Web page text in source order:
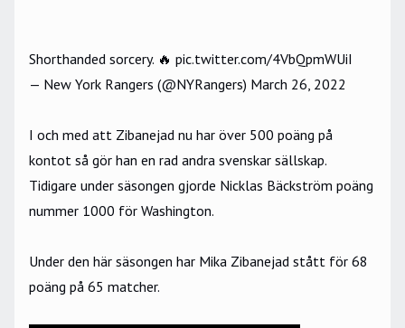
Shorthanded sorcery. 🔥 pic.twitter.com/4VbQpmWUiI
— New York Rangers (@NYRangers) March 26, 2022
I och med att Zibanejad nu har över 500 poäng på
kontot så gör han en rad andra svenskar sällskap.
Tidigare under säsongen gjorde Nicklas Bäckström poäng
nummer 1000 för Washington.
Under den här säsongen har Mika Zibanejad stått för 68
poäng på 65 matcher.